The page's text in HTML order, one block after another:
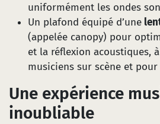
uniformément les ondes
Un plafond équipé d’une
(appelée canopy) pour
et la réflexion acoustiques,
musiciens sur scène et
Une expérience
inoubliable